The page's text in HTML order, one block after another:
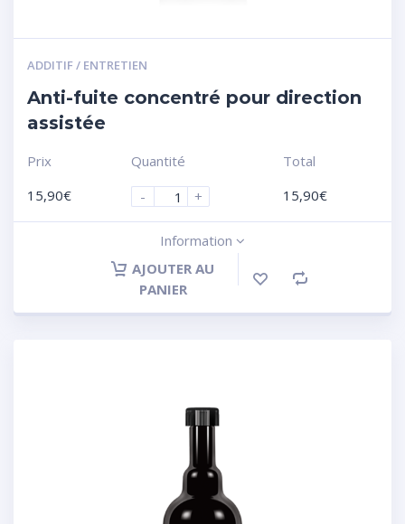
ADDITIF / ENTRETIEN
Anti-fuite concentré pour direction
assistée
Prix
15,90€
Quantité
-
+
Total
15,90€
Information
AJOUTER AU
PANIER